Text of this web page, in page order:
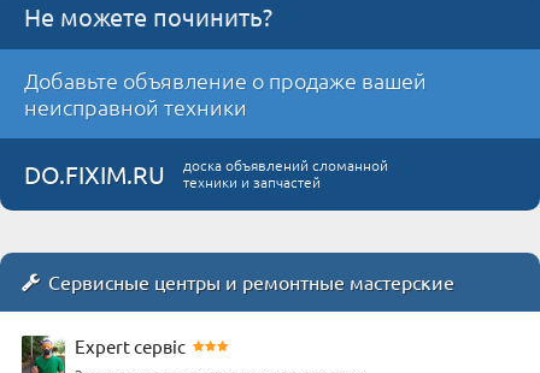
Не можете починить?
Добавьте объявление о продаже вашей
неисправной техники
DO.FIXIM.RU
доска объявлений сломанной
техники и запчастей
Сервисные центры и ремонтные мастерские
Expert сервіс